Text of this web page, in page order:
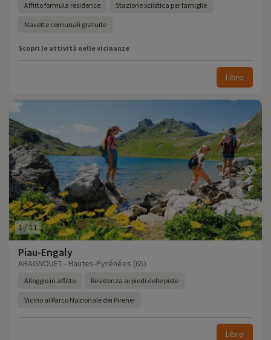
Affitto formula residence Stazione sciistica per famiglie
Navette comunali gratuite
Scopri le attività nelle vicinanze
Libro
1/11
Piau-Engaly
ARAGNOUET - Hautes-Pyrénées (65)
Alloggio in affitto Residenza ai piedi delle piste
Vicino al Parco Nazionale dei Pirenei
Libro